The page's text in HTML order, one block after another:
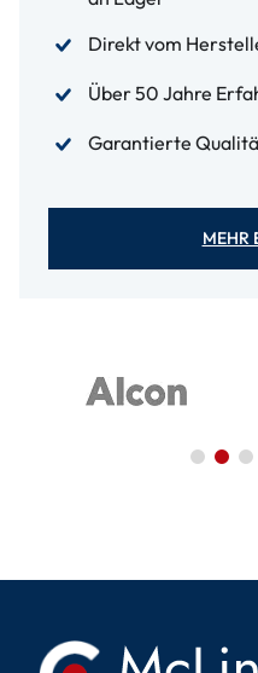
Direkt vom
Über 50 Jahre
Garantierte
MEHR